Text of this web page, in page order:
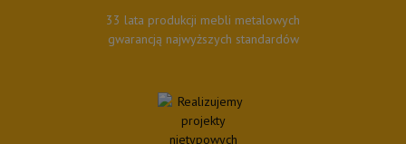
33 lata produkcji mebli metalowych
gwarancją najwyższych standardów